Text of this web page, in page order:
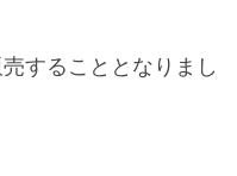
することとなりまし